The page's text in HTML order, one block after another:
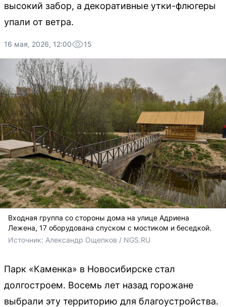
высокий забор, а декоративные утки-флюгеры
упали от ветра.
16 мая, 2026, 12:00 15
Входная группа со стороны дома на улице Адриена
Лежена, 17 оборудована спуском с мостиком и беседкой.
Источник: Александр Ощепков / NGS.RU
Парк «Каменка» в Новосибирске стал
долгостроем. Восемь лет назад горожане
выбрали эту территорию для благоустройства.